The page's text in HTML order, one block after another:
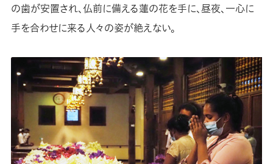
の歯が安置され、仏前に備える蓮の花を手に、昼夜、一心に
手を合わせに来る人々の姿が絶えない。